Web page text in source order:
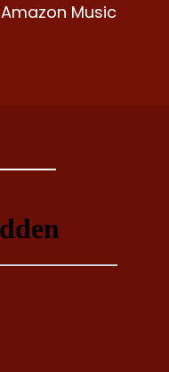
Amazon Music